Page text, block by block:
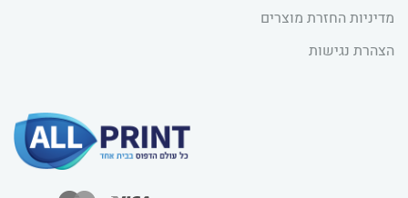
מדיניות החזרת מוצרים
הצהרת נגישות